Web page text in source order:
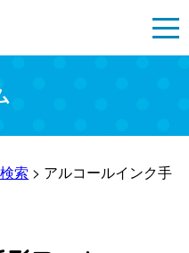
索 > アルコールインク手